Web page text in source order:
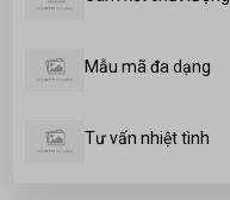
Mẫu mã đa dạng
Tư vấn nhiệt tình